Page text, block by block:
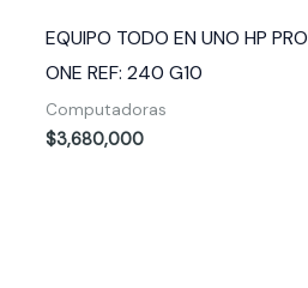
EQUIPO TODO EN UNO HP PRO
ONE REF: 240 G10
Computadoras
$3,680,000